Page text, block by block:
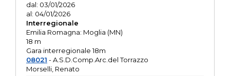
dal: 03/01/2026
al: 04/01/2026
Interregionale
Emilia Romagna: Moglia (MN)
18 m
Gara interregionale 18m
08021 - A.S.D.Comp.Arc.del Torrazzo
Morselli, Renato